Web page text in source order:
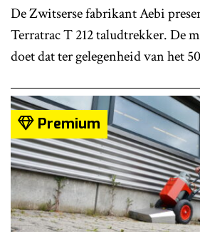
De Zwitserse fabrikant Aebi
Terratrac T 212 taludtrekker. De
doet dat ter gelegenheid van het
Premium